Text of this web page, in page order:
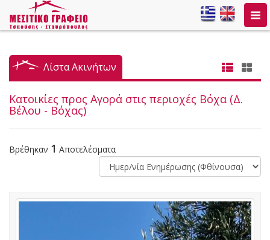
Λίστα Ακινήτων
Κατοικίες προς Αγορά στις περιοχές Βόχα (Δ.
Βέλου - Βόχας)
Βρέθηκαν 1 Αποτελέσματα